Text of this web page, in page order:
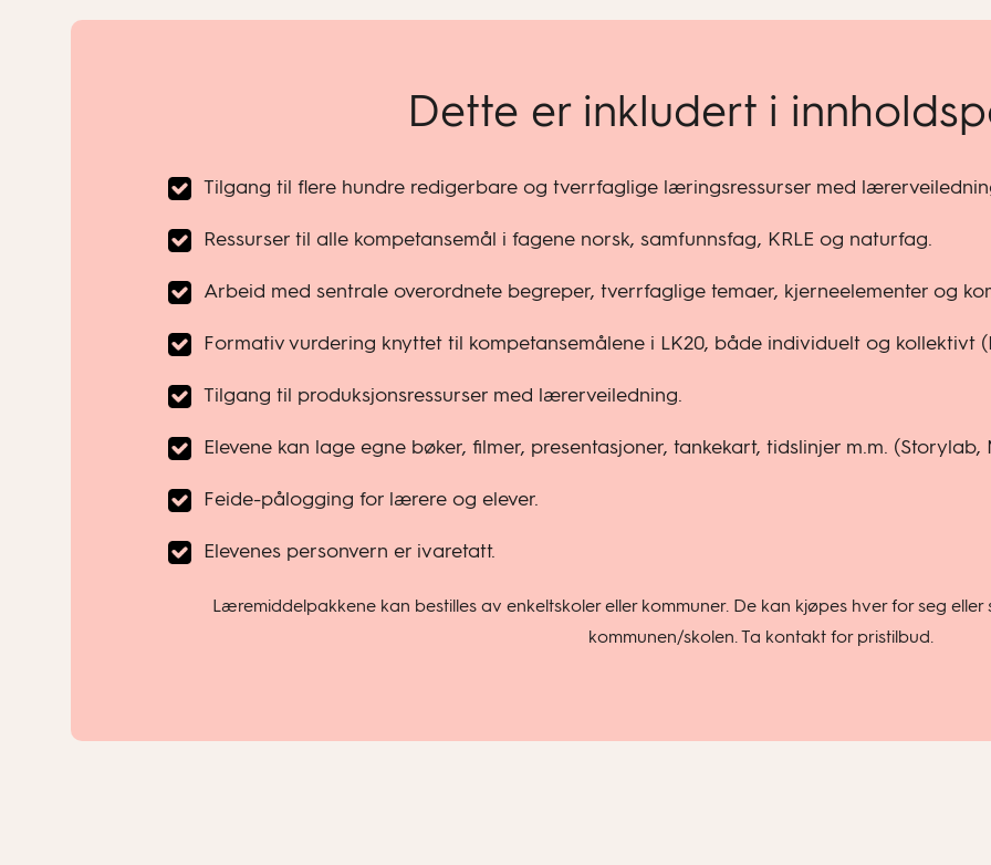
Dette er inkludert i
Tilgang til flere hundre redigerbare og tverrfaglige læringsressurser med
Ressurser til alle kompetansemål i fagene norsk, samfunnsfag, KRLE og naturfag.
Arbeid med sentrale overordnete begreper, tverrfaglige temaer, kjerneelementer og
Formativ vurdering knyttet til kompetansemålene i LK20, både individuelt og kollektivt
Tilgang til produksjonsressurser med lærerveiledning.
Elevene kan lage egne bøker, filmer, presentasjoner, tankekart, tidslinjer m.m.
Feide-pålogging for lærere og elever.
Elevenes personvern er ivaretatt.
Læremiddelpakkene kan bestilles av enkeltskoler eller kommuner. De kan kjøpes hver for seg
kommunen/skolen. Ta kontakt for pristilbud.